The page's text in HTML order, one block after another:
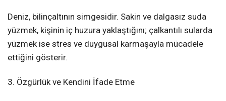
Deniz, bilinçaltının simgesidir. Sakin ve dalgasız suda
yüzmek, kişinin iç huzura yaklaştığını; çalkantılı sularda
yüzmek ise stres ve duygusal karmaşayla mücadele
ettiğini gösterir.
3. Özgürlük ve Kendini İfade Etme